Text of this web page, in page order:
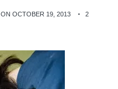
ON OCTOBER 19, 2013 2